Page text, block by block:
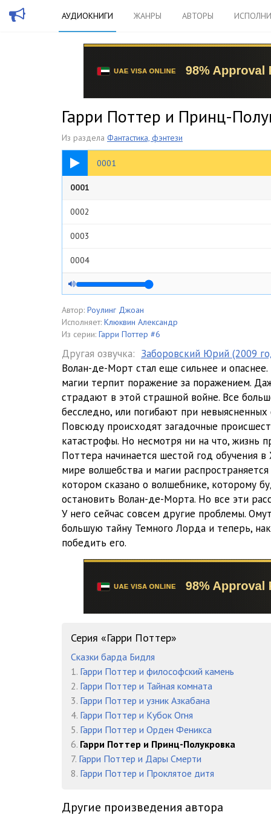
АУДИОКНИГИ ЖАНРЫ АВТОРЫ
Гарри Поттер и Принц-
Из раздела Фантастика, фэнтези
0001
18:14
0001
0002
0003
0004
0005
0006
0007
0008
0009
0010
0011
0012
0013
0014
0015
0016
0021
0022
0023
0024
0025
Автор: Роулинг Джоан
Исполняет: Клюквин Александр
Из серии: Гарри Поттер #6
Другая озвучка: Заборовский Юрий (2009
Волан-де-Морт стал еще сильнее и
магии терпит поражение за поражением.
страдают в этой страшной войне. Все
бесследно, или погибают при невыясненных
Повсюду происходят загадочные
катастрофы. Но несмотря ни на что, жизнь
Поттера начинается шестой год обучения
мире волшебства и магии
котором сказано о волшебнике, которому
остановить Волан-де-Морта. Но все эти
У него сейчас совсем другие проблемы.
большую тайну Темного Лорда и теперь,
победить его.
Серия «Гарри Поттер»
Сказки барда Бидля
1. Гарри Поттер и философский камень
2. Гарри Поттер и Тайная комната
3. Гарри Поттер и узник Азкабана
4. Гарри Поттер и Кубок Огня
5. Гарри Поттер и Орден Феникса
6. Гарри Поттер и Принц-Полукровка
7. Гарри Поттер и Дары Смерти
8. Гарри Поттер и Проклятое дитя
Другие произведения автора